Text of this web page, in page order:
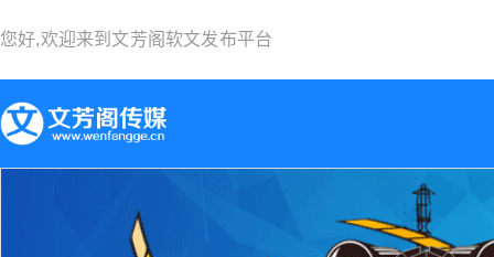
您好,欢迎来到 文芳阁软文发布平台